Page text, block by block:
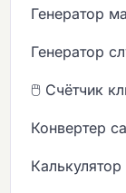
Генератор
Генератор
🖱️ Счётчик
Конвертер